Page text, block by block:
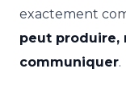
exactement
peut produire,
communiquer.